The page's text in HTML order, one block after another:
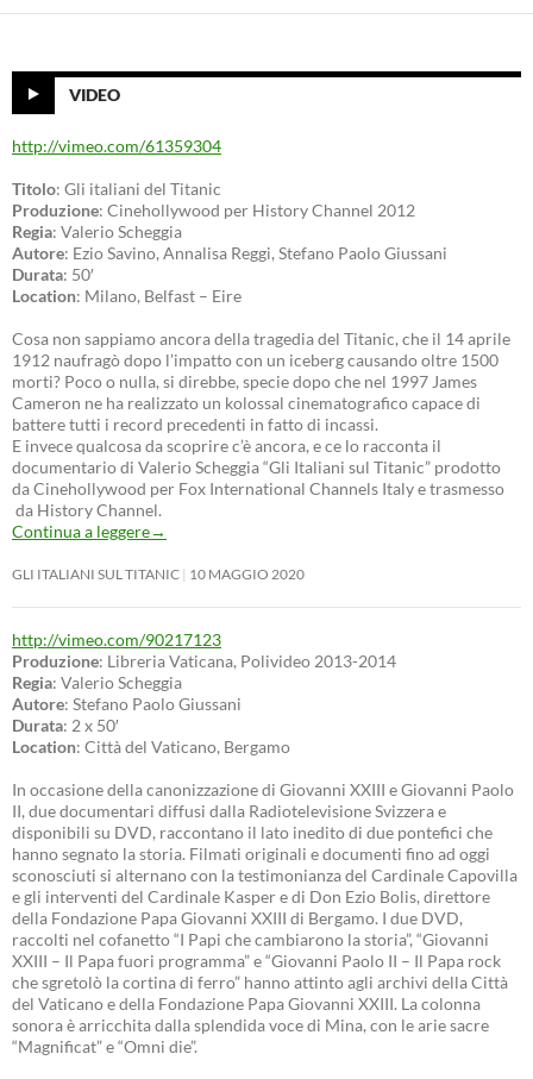
VIDEO
http://vimeo.com/61359304
Titolo: Gli italiani del Titanic
Produzione: Cinehollywood per History Channel 2012
Regia: Valerio Scheggia
Autore: Ezio Savino, Annalisa Reggi, Stefano Paolo Giussani
Durata: 50′
Location: Milano, Belfast – Eire
Cosa non sappiamo ancora della tragedia del Titanic, che il 14 aprile
1912 naufragò dopo l’impatto con un iceberg causando oltre 1500
morti? Poco o nulla, si direbbe, specie dopo che nel 1997 James
Cameron ne ha realizzato un kolossal cinematografico capace di
battere tutti i record precedenti in fatto di incassi.
E invece qualcosa da scoprire c’è ancora, e ce lo racconta il
documentario di Valerio Scheggia “Gli Italiani sul Titanic” prodotto
da Cinehollywood per Fox International Channels Italy e trasmesso
da History Channel.
Continua a leggere→
GLI ITALIANI SUL TITANIC 10 MAGGIO 2020
http://vimeo.com/90217123
Produzione: Libreria Vaticana, Polivideo 2013-2014
Regia: Valerio Scheggia
Autore: Stefano Paolo Giussani
Durata: 2 x 50′
Location: Città del Vaticano, Bergamo
In occasione della canonizzazione di Giovanni XXIII e Giovanni Paolo
II, due documentari diffusi dalla Radiotelevisione Svizzera e
disponibili su DVD, raccontano il lato inedito di due pontefici che
hanno segnato la storia. Filmati originali e documenti fino ad oggi
sconosciuti si alternano con la testimonianza del Cardinale Capovilla
e gli interventi del Cardinale Kasper e di Don Ezio Bolis, direttore
della Fondazione Papa Giovanni XXIII di Bergamo. I due DVD,
raccolti nel cofanetto “I Papi che cambiarono la storia”, “Giovanni
XXIII – Il Papa fuori programma” e “Giovanni Paolo II – Il Papa rock
che sgretolò la cortina di ferro” hanno attinto agli archivi della Città
del Vaticano e della Fondazione Papa Giovanni XXIII. La colonna
sonora è arricchita dalla splendida voce di Mina, con le arie sacre
“Magnificat” e “Omni die”.